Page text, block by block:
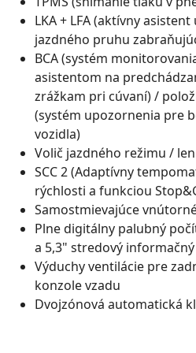
LKA + LFA (aktívny
jazdného pruhu
BCA (systém
asistentom na
zrážkam pri cúvaní) /
(systém upozornenia pre
vozidla)
Volič jazdného režimu / len
SCC 2 (Adaptívny
rýchlosti a funkciou
Samostmievajúce
Plne digitálny palubný
a 5,3" stredový informačný
Výduchy ventilácie pre
konzole vzadu
Dvojzónová automatická